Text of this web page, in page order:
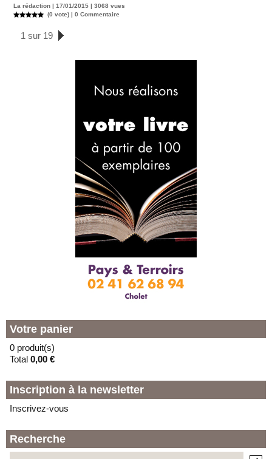
La rédaction | 17/01/2015 | 3068 vues
(0 vote) | 0 Commentaire
1 sur 19
Votre panier
0 produit(s)
Total 0,00 €
Inscription à la newsletter
Inscrivez-vous
Recherche